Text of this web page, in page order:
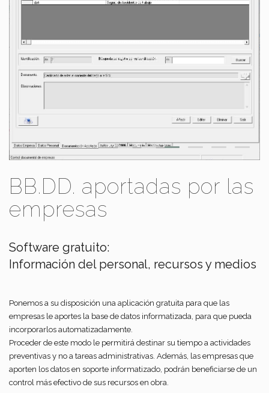
BB.DD. aportadas por las
empresas
Software gratuito:
Información del personal, recursos y medios
Ponemos a su disposición una aplicación gratuita para que las
empresas le aportes la base de datos informatizada, para que pueda
incorporarlos automatizadamente.
Proceder de este modo le permitirá destinar su tiempo a actividades
preventivas y no a tareas administrativas. Además, las empresas que
aporten los datos en soporte informatizado, podrán beneficiarse de un
control más efectivo de sus recursos en obra.